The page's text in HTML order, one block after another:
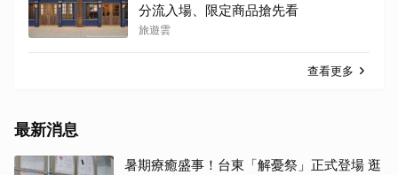
分流入場、限定商品搶先看
旅遊雲
查看更多
最新消息
暑期療癒盛事！台東「解憂祭」正式登場 逛